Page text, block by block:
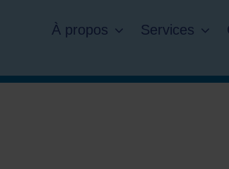
À propos Services